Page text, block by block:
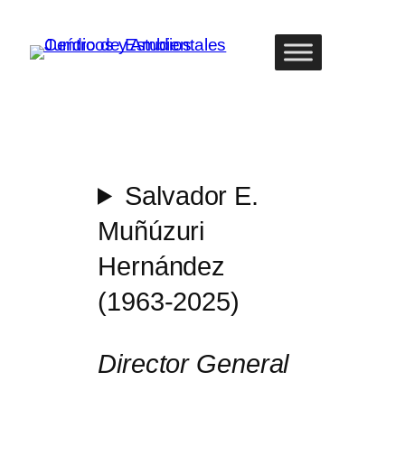
contenido
Salvador E.
Muñúzuri
Hernández
(1963-2025)
Director General